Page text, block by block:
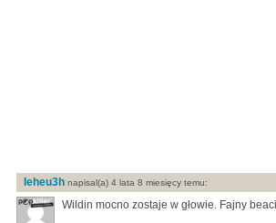
Ieheu3h napisal(a) 4 lata 8 miesięcy temu:
Wildin mocno zostaje w głowie. Fajny